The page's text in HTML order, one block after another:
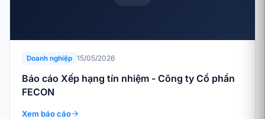
Doanh nghiệp 15/05/2026
Báo cáo Xếp hạng tín nhiệm - Công ty Cổ phần
FECON
Xem báo cáo